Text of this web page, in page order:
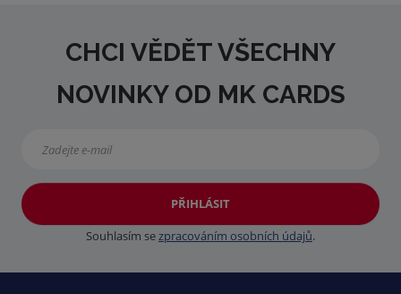
CHCI VĚDĚT VŠECHNY
NOVINKY OD MK CARDS
PŘIHLÁSIT
Souhlasím sezpracováním osobních údajů.